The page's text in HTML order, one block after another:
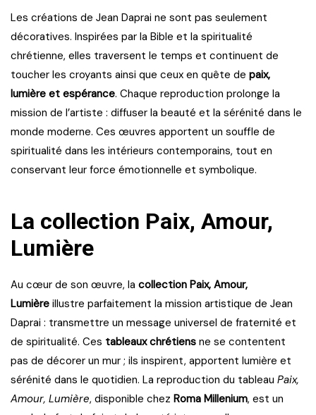
Les créations de Jean Daprai ne sont pas seulement
décoratives. Inspirées par la Bible et la spiritualité
chrétienne, elles traversent le temps et continuent de
toucher les croyants ainsi que ceux en quête de paix,
lumière et espérance. Chaque reproduction prolonge la
mission de l’artiste : diffuser la beauté et la sérénité dans le
monde moderne. Ces œuvres apportent un souffle de
spiritualité dans les intérieurs contemporains, tout en
conservant leur force émotionnelle et symbolique.
La collection Paix, Amour,
Lumière
Au cœur de son œuvre, la collection Paix, Amour,
Lumière illustre parfaitement la mission artistique de Jean
Daprai : transmettre un message universel de fraternité et
de spiritualité. Ces tableaux chrétiens ne se contentent
pas de décorer un mur ; ils inspirent, apportent lumière et
sérénité dans le quotidien. La reproduction du tableau Paix,
Amour, Lumière, disponible chez Roma Millenium, est un